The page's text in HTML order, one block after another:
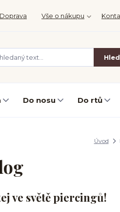
Doprava Vše o nákupu
Do nosu Do rtů
Úvod
ve světě piercingů!